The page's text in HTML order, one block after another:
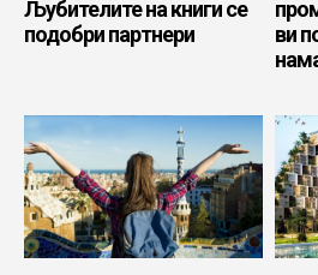
Љубителите на книги се
подобри партнери
ви